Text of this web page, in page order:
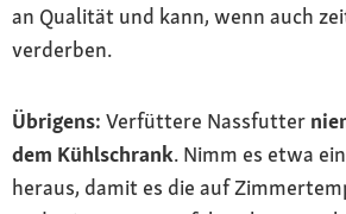
an Qualität und kann, wenn auch
verderben.
Übrigens: Verfüttere Nassfutter
dem Kühlschrank. Nimm es etwa
heraus, damit es die auf